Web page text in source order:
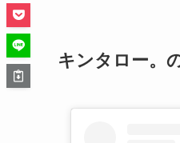
キンタロー。